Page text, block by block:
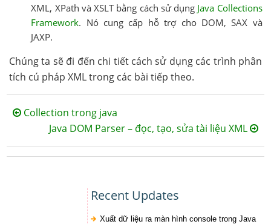
XML, XPath và XSLT bằng cách sử dụng Java Collections
Framework. Nó cung cấp hỗ trợ cho DOM, SAX và
JAXP.
Chúng ta sẽ đi đến chi tiết cách sử dụng các trình phân
tích cú pháp XML trong các bài tiếp theo.
Collection trong java
Java DOM Parser – đọc, tạo, sửa tài liệu XML
Recent Updates
Xuất dữ liệu ra màn hình console trong Java